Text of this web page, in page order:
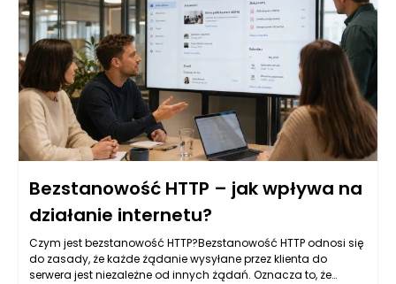
Bezstanowość HTTP – jak wpływa na
działanie internetu?
Czym jest bezstanowość HTTP?Bezstanowość HTTP odnosi się
do zasady, że każde żądanie wysyłane przez klienta do
serwera jest niezależne od innych żądań. Oznacza to, że